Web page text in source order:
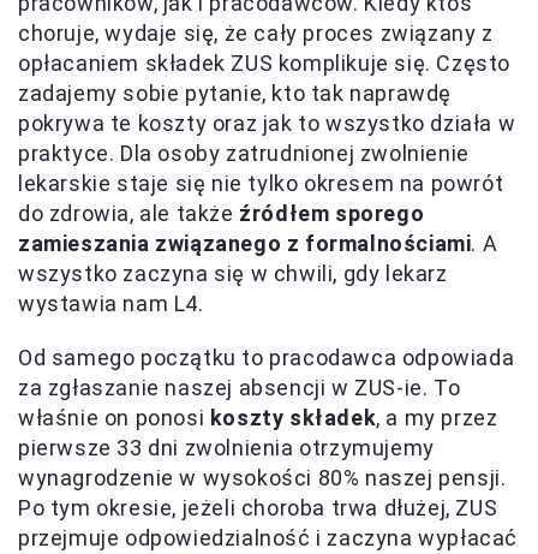
choruje, wydaje się, że cały proces związany z
opłacaniem składek ZUS komplikuje się. Często
zadajemy sobie pytanie, kto tak naprawdę
pokrywa te koszty oraz jak to wszystko działa w
praktyce. Dla osoby zatrudnionej zwolnienie
lekarskie staje się nie tylko okresem na powrót
do zdrowia, ale także źródłem sporego
zamieszania związanego z formalnościami. A
wszystko zaczyna się w chwili, gdy lekarz
wystawia nam L4.
Od samego początku to pracodawca odpowiada
za zgłaszanie naszej absencji w ZUS-ie. To
właśnie on ponosi koszty składek, a my przez
pierwsze 33 dni zwolnienia otrzymujemy
wynagrodzenie w wysokości 80% naszej pensji.
Po tym okresie, jeżeli choroba trwa dłużej, ZUS
przejmuje odpowiedzialność i zaczyna wypłacać